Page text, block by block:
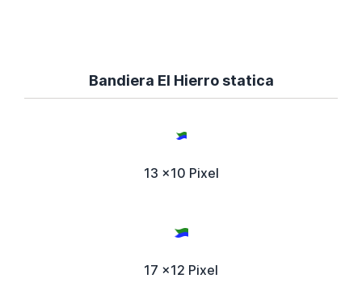
Bandiera El Hierro statica
13 x10 Pixel
17 x12 Pixel